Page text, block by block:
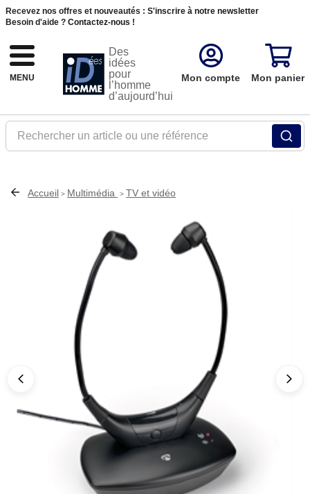
Recevez nos offres et nouveautés : S'inscrire à notre newsletter
Besoin d'aide ? Contactez-nous !
MENU
Des
idées
pour
l’homme
d’aujourd’hui
Rechercher un article ou une référence
Mon compte Mon panier
Accueil > Multimédia > TV et vidéo